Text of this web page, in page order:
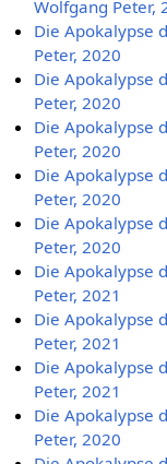
Wolfgang Peter,
Die Apokalypse
Peter, 2020
Die Apokalypse
Peter, 2020
Die Apokalypse
Peter, 2020
Die Apokalypse
Peter, 2020
Die Apokalypse
Peter, 2020
Die Apokalypse
Peter, 2021
Die Apokalypse
Peter, 2021
Die Apokalypse
Peter, 2021
Die Apokalypse
Peter, 2020